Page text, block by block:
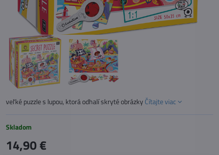
veľké puzzle s lupou, ktorá odhalí skryté obrázkyČítajte viac
Skladom
14,90 €